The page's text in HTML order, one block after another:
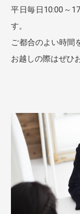
平日毎日10:00～
す。
ご都合のよい時間
お越しの際はぜひ